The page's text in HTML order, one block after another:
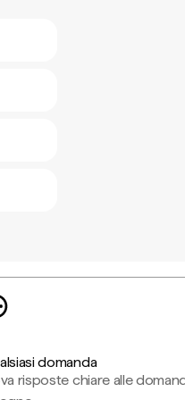
domanda
risposte chiare alle